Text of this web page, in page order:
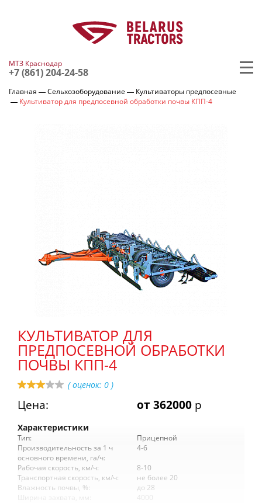
МТЗ Краснодар
+7 (861) 204-24-58
Главная Сельхозоборудование
Культиваторы предпосевные
Культиватор для предпосевной обработки почвы КПП-4
КУЛЬТИВАТОР ДЛЯ
ПРЕДПОСЕВНОЙ ОБРАБОТКИ
ПОЧВЫ КПП-4
( оценок: 0 )
Цена: от 362000 р
Характеристики
Тип:
Прицепной
Производительность за 1 ч
основного времени, га/ч:
4-6
Рабочая скорость, км/ч:
8-10
Транспортная скорость, км/ч:
не более 20
Влажность почвы, %:
до 28
Ширина захвата, мм:
4000